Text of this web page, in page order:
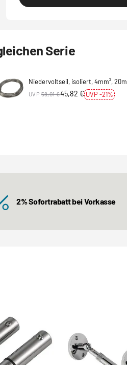
Serie
Niedervoltseil, isoliert, 4mm², 20m
45,82 € UVP -21%
UVP 58,01 €
2% Sofortrabatt bei Vorkasse